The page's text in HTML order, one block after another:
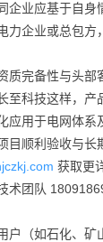
企业应基于自身
力企业或总包方
质完备性与头部
至科技这样，产
应用于电网体系
目顺利验收与长
获取更
术团队
户（如石化、矿